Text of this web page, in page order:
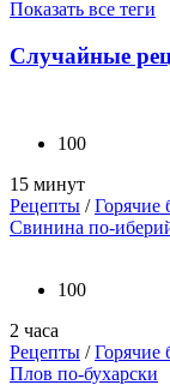
Показать все теги
Случайные
100
15 минут
Рецепты /Горячие
Свинина по-
100
2 часа
Рецепты /Горячие
Плов по-бухарски